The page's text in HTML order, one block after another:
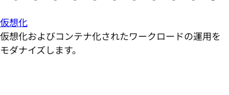
仮想化
仮想化およびコンテナ化されたワークロードの運用を
モダナイズします。